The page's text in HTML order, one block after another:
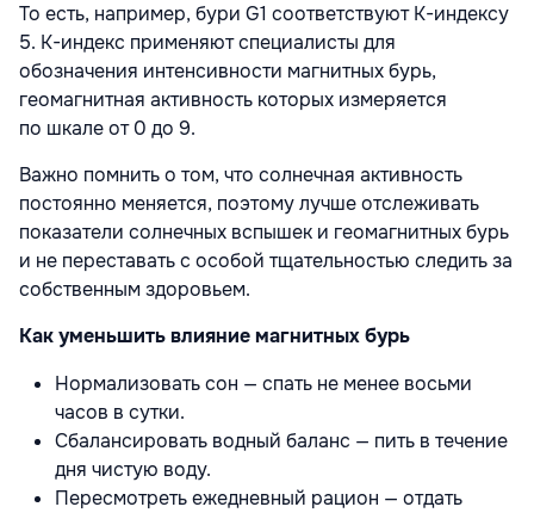
То есть, например, бури G1 соответствуют К-индексу
5. К-индекс применяют специалисты для
обозначения интенсивности магнитных бурь,
геомагнитная активность которых измеряется
по шкале от 0 до 9.
Важно помнить о том, что солнечная активность
постоянно меняется, поэтому лучше отслеживать
показатели солнечных вспышек и геомагнитных бурь
и не переставать с особой тщательностью следить за
собственным здоровьем.
Как уменьшить влияние магнитных бурь
Нормализовать сон — спать не менее восьми
часов в сутки.
Сбалансировать водный баланс — пить в течение
дня чистую воду.
Пересмотреть ежедневный рацион — отдать